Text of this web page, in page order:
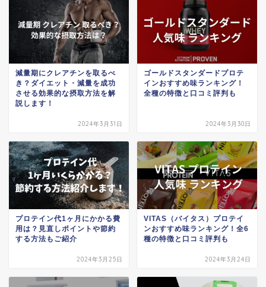
減量期にクレアチンを取るべ
き？ダイエット・減量を成功
させる効果的な摂取方法を解
説します！
2024年3月31日
ゴールドスタンダードプロテ
インおすすめ味ランキング！
全種の特徴と口コミ評判も
2024年3月30日
プロテイン代1ヶ月にかかる費
用は？見直しポイントや節約
する方法もご紹介
2024年3月25日
VITAS（バイタス）プロテイ
ンおすすめ味ランキング！全6
種の特徴と口コミ評判も
2024年3月24日